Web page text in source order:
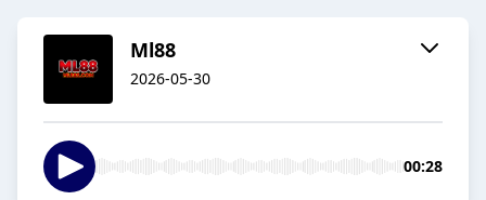
Ml88
2026-05-30
00:28